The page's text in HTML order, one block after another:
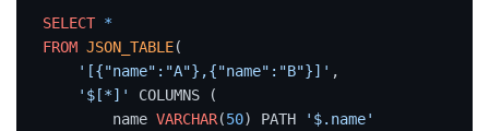
SELECT *
FROM JSON_TABLE(
'[{"name":"A"},{"name":"B"}]' ,
'$[*]'
COLUMNS (
        name
VARCHAR(50) PATH
'$.name'